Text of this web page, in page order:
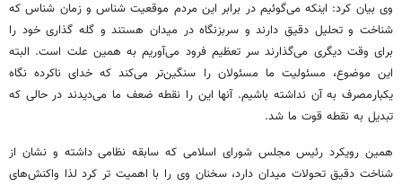
وی بیان کرد: اینکه می‌گوئیم در برابر این مردم موقعیت شناس و زمان شناس که
شناخت و تحلیل دقیق دارند و سربزنگاه در میدان هستند و گله گذاری خود را
برای وقت دیگری می‌گذارند سر تعظیم فرود می‌آوریم به همین علت است. البته
این موضوع، مسئولیت ما مسئولان را سنگین‌تر می‌کند که خدای ناکرده نگاه
یکبارمصرف به آن نداشته باشیم. آنها این را نقطه ضعف ما می‌دیدند در حالی که
تبدیل به نقطه قوت ما شد.
همین رویکرد رئیس مجلس شورای اسلامی که سابقه نظامی داشته و نشان از
شناخت دقیق تحولات میدان دارد، سخنان وی را با اهمیت تر کرد لذا واکنش‌های